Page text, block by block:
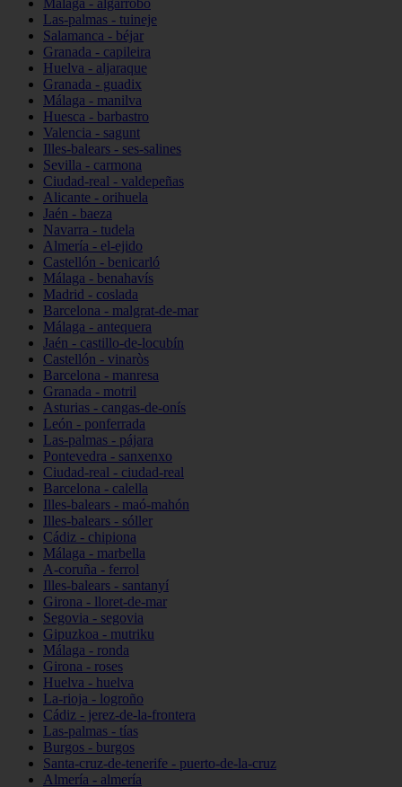
Málaga - algarrobo
Las-palmas - tuineje
Salamanca - béjar
Granada - capileira
Huelva - aljaraque
Granada - guadix
Málaga - manilva
Huesca - barbastro
Valencia - sagunt
Illes-balears - ses-salines
Sevilla - carmona
Ciudad-real - valdepeñas
Alicante - orihuela
Jaén - baeza
Navarra - tudela
Almería - el-ejido
Castellón - benicarló
Málaga - benahavís
Madrid - coslada
Barcelona - malgrat-de-mar
Málaga - antequera
Jaén - castillo-de-locubín
Castellón - vinaròs
Barcelona - manresa
Granada - motril
Asturias - cangas-de-onís
León - ponferrada
Las-palmas - pájara
Pontevedra - sanxenxo
Ciudad-real - ciudad-real
Barcelona - calella
Illes-balears - maó-mahón
Illes-balears - sóller
Cádiz - chipiona
Málaga - marbella
A-coruña - ferrol
Illes-balears - santanyí
Girona - lloret-de-mar
Segovia - segovia
Gipuzkoa - mutriku
Málaga - ronda
Girona - roses
Huelva - huelva
La-rioja - logroño
Cádiz - jerez-de-la-frontera
Las-palmas - tías
Burgos - burgos
Santa-cruz-de-tenerife - puerto-de-la-cruz
Almería - almería